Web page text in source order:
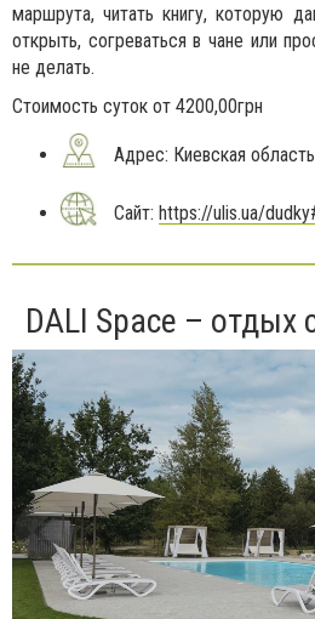
маршрута, читать книгу, которую
открыть, согреваться в чане или
не делать.
Стоимость суток от 4200,00грн
Адрес: Киевская
Сайт: https://ulis.ua/
DALI Space – отдых